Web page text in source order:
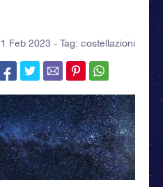
Feb 2023 - Tag: costellazioni